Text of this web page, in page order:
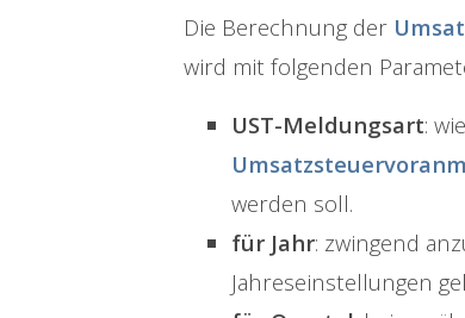
Die Berechnung der
wird mit folgenden
UST-Meldungsart:
werden soll.
für Jahr: zwingend
Jahreseinstellungen